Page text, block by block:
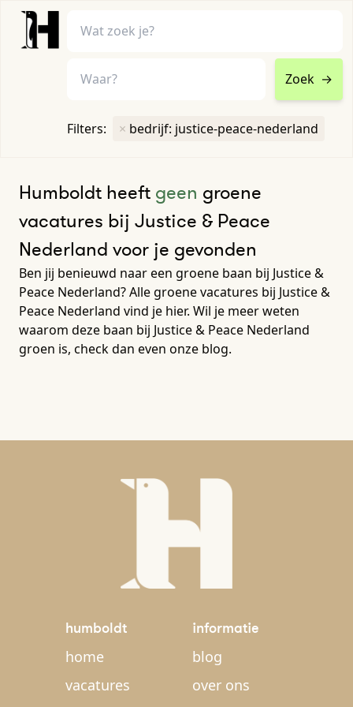
Zoek →
Filters: × bedrijf: justice-peace-nederland
Humboldt heeft geen groene
vacatures bij Justice & Peace
Nederland voor je gevonden
Ben jij benieuwd naar een groene baan bij Justice &
Peace Nederland? Alle groene vacatures bij Justice &
Peace Nederland vind je hier. Wil je meer weten
waarom deze baan bij Justice & Peace Nederland
groen is, check dan even onze blog.
humboldt
home
vacatures
informatie
blog
over ons